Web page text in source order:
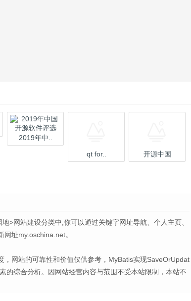
2019年中..
qt for.. 开源中国
地>网站建设分类中,你可以通过关键字网址导航、个人主页、
址my.oschina.net。
网站的可靠性和价值仅供参考，MyBatis实现SaveOrUpdat
的综合分析。因网站经营内容与范围不受本站限制，本站不